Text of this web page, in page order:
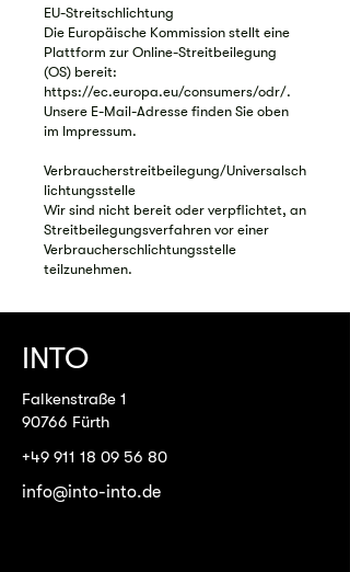
EU-Streitschlichtung
Die Europäische Kommission stellt eine
Plattform zur Online-Streitbeilegung
(OS) bereit:
https://ec.europa.eu/consumers/odr/.
Unsere E-Mail-Adresse finden Sie oben
im Impressum.
Verbraucherstreitbeilegung/Universalsch
lichtungsstelle
Wir sind nicht bereit oder verpflichtet, an
Streitbeilegungsverfahren vor einer
Verbraucherschlichtungsstelle
teilzunehmen.
INTO
Falkenstraße 1
90766 Fürth
+49 911 18 09 56 80
info@into-into.de